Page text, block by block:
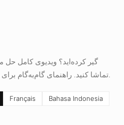
تماشا کنید. راهنمای گام‌به‌گام برای هر اتاق، با نکات برای مبتدیان.
Français
Bahasa Indonesia